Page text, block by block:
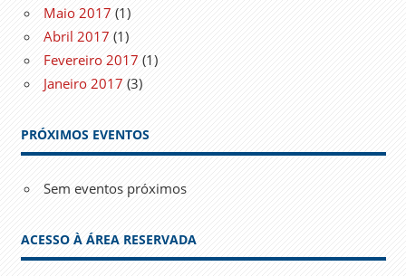
Maio 2017 (1)
Abril 2017 (1)
Fevereiro 2017 (1)
Janeiro 2017 (3)
PRÓXIMOS EVENTOS
Sem eventos próximos
ACESSO À ÁREA RESERVADA